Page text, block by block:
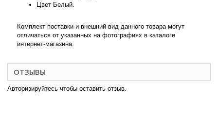
Цвет Белый.
Комплект поставки и внешний вид данного товара могут
отличаться от указанных на фотографиях в каталоге
интернет-магазина.
ОТЗЫВЫ
Авторизируйтесь чтобы оставить отзыв.